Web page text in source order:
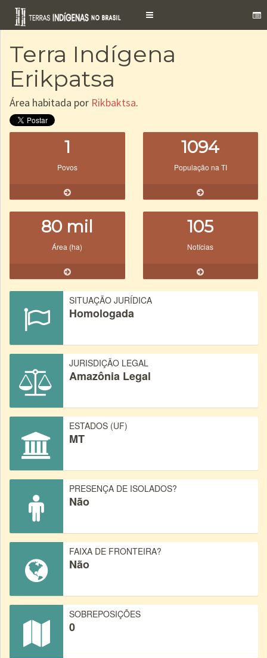
Toggle
Terra Indígena
Erikpatsa
Área habitada por Rikbaktsa.
1
Povos
1094
População na TI
80 mil
Área (ha)
105
Notícias
SITUAÇÃO JURÍDICA
Homologada
JURISDIÇÃO LEGAL
Amazônia Legal
ESTADOS (UF)
MT
PRESENÇA DE ISOLADOS?
Não
FAIXA DE FRONTEIRA?
Não
SOBREPOSIÇÕES
0